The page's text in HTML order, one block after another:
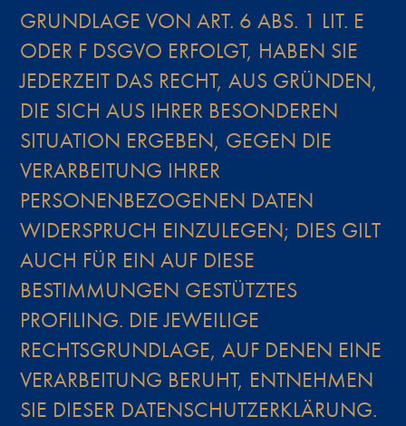
GRUNDLAGE VON ART. 6 ABS. 1 LIT. E
ODER F DSGVO ERFOLGT, HABEN SIE
JEDERZEIT DAS RECHT, AUS GRÜNDEN,
DIE SICH AUS IHRER BESONDEREN
SITUATION ERGEBEN, GEGEN DIE
VERARBEITUNG IHRER
PERSONENBEZOGENEN DATEN
WIDERSPRUCH EINZULEGEN; DIES GILT
AUCH FÜR EIN AUF DIESE
BESTIMMUNGEN GESTÜTZTES
PROFILING. DIE JEWEILIGE
RECHTSGRUNDLAGE, AUF DENEN EINE
VERARBEITUNG BERUHT, ENTNEHMEN
SIE DIESER DATENSCHUTZERKLÄRUNG.